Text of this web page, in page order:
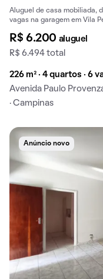
Aluguel de casa mobiliada,
vagas na garagem em Vila
R$ 6.200 aluguel
R$ 6.494 total
226 m² · 4 quartos · 6
Avenida Paulo
· Campinas
Anúncio novo